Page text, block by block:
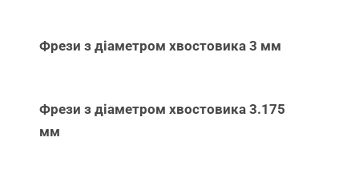
Фрези з діаметром хвостовика 3 мм
Фрези з діаметром хвостовика 3.175
мм